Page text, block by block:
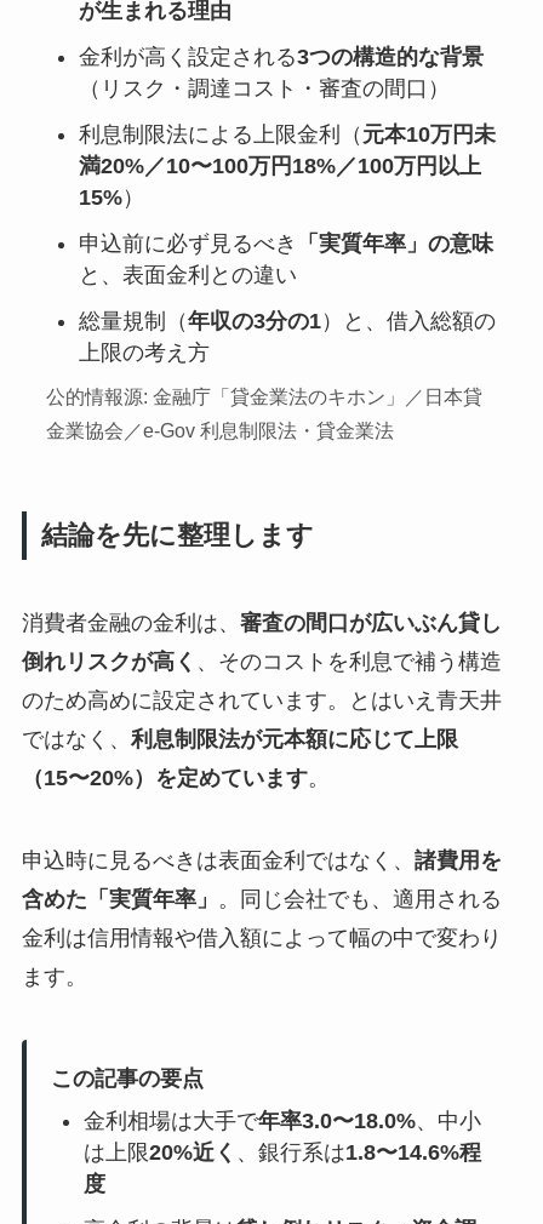
が生まれる理由
金利が高く設定される3つの構造的な背景
（リスク・調達コスト・審査の間口）
利息制限法による上限金利（ 元本10万円未
満20%／10〜100万円18%／100万円以上
15%）
申込前に必ず見るべき
「実質年率」の意味
と、表面金利との違い
総量規制（年収の3分の1）と、借入総額の
上限の考え方
公的情報源: 金融庁「貸金業法のキホン」／日本貸
金業協会／e-Gov 利息制限法・貸金業法
結論を先に整理します
消費者金融の金利は、 審査の間口が広いぶん貸し
倒れリスクが高く 、そのコストを利息で補う構造
のため高めに設定されています。とはいえ青天井
ではなく、 利息制限法が元本額に応じて上限
（15〜20%）を定めています。
申込時に見るべきは表面金利ではなく、 諸費用を
含めた「実質年率」 。同じ会社でも、適用される
金利は信用情報や借入額によって幅の中で変わり
ます。
この記事の要点
金利相場は大手で年率3.0〜18.0%、中小
は上限20%近く 、銀行系は1.8〜14.6%程
度